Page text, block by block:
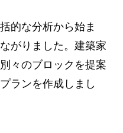
的な分析から始ま
がりました。建築家
々のブロックを提案
ランを作成しまし